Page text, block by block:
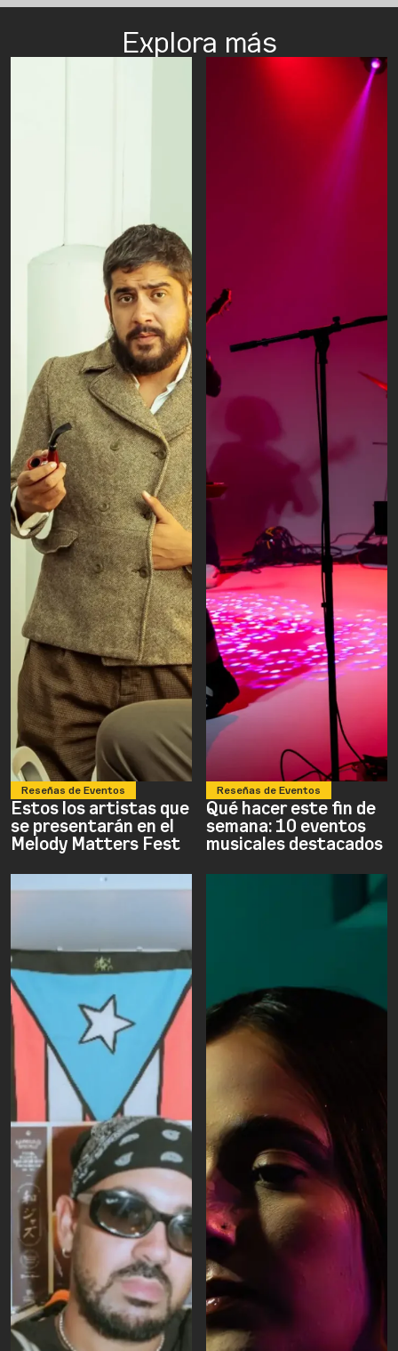
Explora más
Reseñas de Eventos
Estos los artistas que
se presentarán en el
Melody Matters Fest
Reseñas de Eventos
Qué hacer este fin de
semana: 10 eventos
musicales destacados